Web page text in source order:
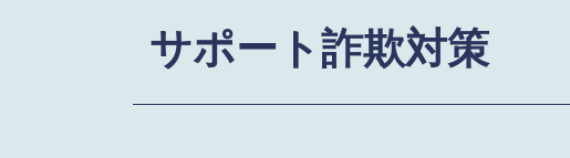
サポート詐欺対策